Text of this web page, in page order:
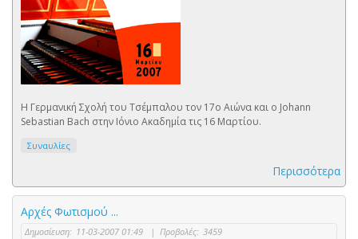
Η Γερμανική Σχολή του Τσέμπαλου τον 17ο Αιώνα και ο Johann
Sebastian Bach στην Ιόνιο Ακαδημία τις 16 Μαρτίου.
Συναυλίες
Περισσότερα
Αρχές Φωτισμού ...
Δημοσίευση: 11-03-2007 01:49 | Προβολές: 3459